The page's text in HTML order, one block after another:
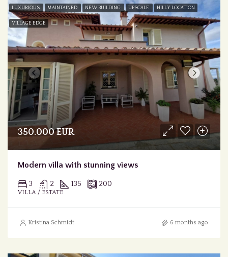
LUXURIOUS MAINTAINED NEW BUILDING UPSCALE HILLY LOCATION
VILLAGE EDGE
350.000 EUR
Modern villa with stunning views
3 2 135 200
VILLA / ESTATE
Kristina Schmidt 6 months ago